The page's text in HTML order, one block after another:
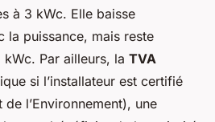
à 3 kWc. Elle baisse
la puissance, mais reste
kWc. Par ailleurs, la TVA
si l’installateur est certifié
de l’Environnement), une